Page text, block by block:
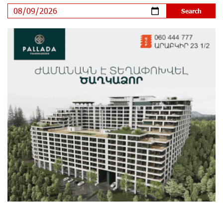
Khachaturian Rooftop Grand Opening Supported by
IDBank
Ucom’s Sales and Service Center Reopens at 24/2
12 days ago
Scholarship recipients of the “Armenian Virtuosos”
Program participated in the Järvi Academy and Pärnu
Music Festival in Estonia, representing Armenia on the
international stage
16 days ago
Ucom Supports the Installation of a 15 kW Solar Power
Plant at the Vayk Sports School
17 days ago